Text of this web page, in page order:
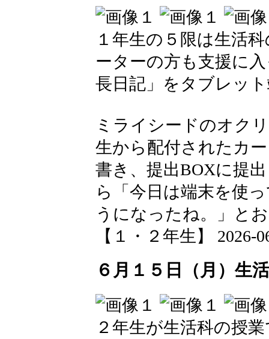
１年生の５限は生活
ーターの方も支援に
長日記」をタブレッ
ミライシードのオク
生から配付されたカ
書き、提出BOXに提
ら「今日は端末を使
うになったね。」と
【１・２年生】 2026-
６月１５日（月）生
２年生が生活科の授